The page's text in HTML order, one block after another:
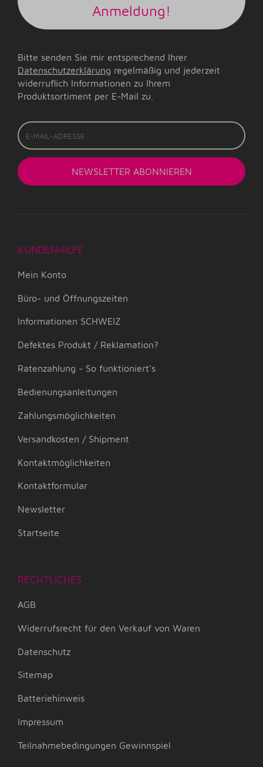
Anmeldung!
Bitte senden Sie mir entsprechend Ihrer
Datenschutzerklärung regelmäßig und jederzeit
widerruflich Informationen zu Ihrem
Produktsortiment per E-Mail zu.
E-
Mail-
Adresse
NEWSLETTER ABONNIEREN
KUNDENHILFE
Mein Konto
Büro- und Öffnungszeiten
Informationen SCHWEIZ
Defektes Produkt / Reklamation?
Ratenzahlung - So funktioniert's
Bedienungsanleitungen
Zahlungsmöglichkeiten
Versandkosten / Shipment
Kontaktmöglichkeiten
Kontaktformular
Newsletter
Startseite
RECHTLICHES
AGB
Widerrufsrecht für den Verkauf von Waren
Datenschutz
Sitemap
Batteriehinweis
Impressum
Teilnahmebedingungen Gewinnspiel